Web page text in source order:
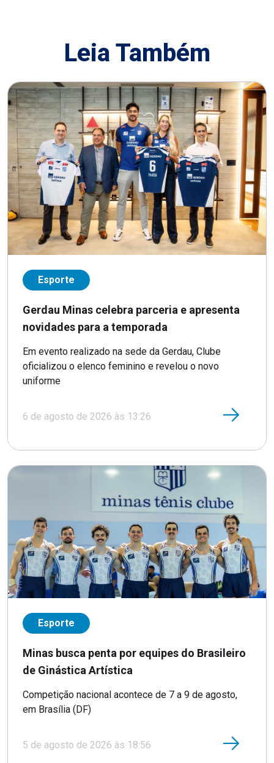
Leia Também
Esporte
Gerdau Minas celebra parceria e apresenta
novidades para a temporada
Em evento realizado na sede da Gerdau, Clube
oficializou o elenco feminino e revelou o novo
uniforme
6 de agosto de 2026 às 13:26
Esporte
Minas busca penta por equipes do Brasileiro
de Ginástica Artística
Competição nacional acontece de 7 a 9 de agosto,
em Brasília (DF)
5 de agosto de 2026 às 18:56